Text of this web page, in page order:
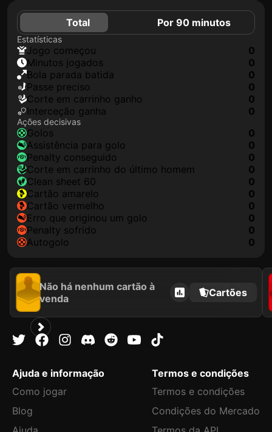
Total Por 90 minutos
Estatísticas
jogo começou
0
minutos jogados
0
Bola parada batida
0
passe preciso
0
corte em carrinho ganho
0
interceção ganha
0
Ações decisivas
golos
0
assistência para golo
0
penalty conseguido
0
corte em carrinho do último homem
0
clean sheet 60
0
cartão amarelo
0
cartão vermelho
0
erro que originou um golo
0
penalty sofrido
0
autogolo
0
Não há nenhum cartão à
venda
Cartões
Ajuda e informação
Como jogar
Blog
Termos e condições
Termos e condições
Condições do Mercado